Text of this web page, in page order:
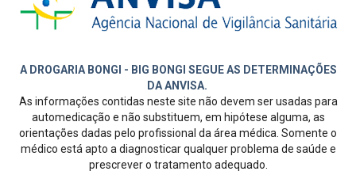
A DROGARIA BONGI - BIG BONGI SEGUE AS DETERMINAÇÕES
DA ANVISA.
As informações contidas neste site não devem ser usadas para
automedicação e não substituem, em hipótese alguma, as
orientações dadas pelo profissional da área médica. Somente o
médico está apto a diagnosticar qualquer problema de saúde e
prescrever o tratamento adequado.